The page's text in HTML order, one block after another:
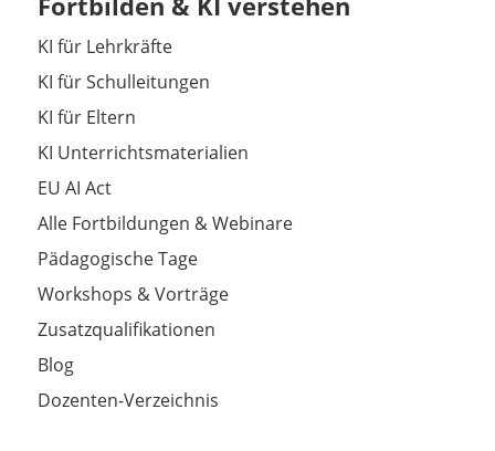
KI für Lehrkräfte
KI für Schulleitungen
KI für Eltern
KI Unterrichtsmaterialien
EU AI Act
Alle Fortbildungen & Webinare
Pädagogische Tage
Workshops & Vorträge
Zusatzqualifikationen
Blog
Dozenten-Verzeichnis